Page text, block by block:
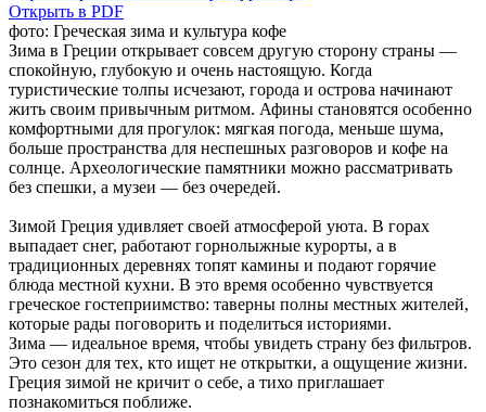
Открыть в PDF
фото: Греческая зима и культура кофе
Зима в Греции открывает совсем другую сторону страны —
спокойную, глубокую и очень настоящую. Когда
туристические толпы исчезают, города и острова начинают
жить своим привычным ритмом. Афины становятся особенно
комфортными для прогулок: мягкая погода, меньше шума,
больше пространства для неспешных разговоров и кофе на
солнце. Археологические памятники можно рассматривать
без спешки, а музеи — без очередей.
Зимой Греция удивляет своей атмосферой уюта. В горах
выпадает снег, работают горнолыжные курорты, а в
традиционных деревнях топят камины и подают горячие
блюда местной кухни. В это время особенно чувствуется
греческое гостеприимство: таверны полны местных жителей,
которые рады поговорить и поделиться историями.
Зима — идеальное время, чтобы увидеть страну без фильтров.
Это сезон для тех, кто ищет не открытки, а ощущение жизни.
Греция зимой не кричит о себе, а тихо приглашает
познакомиться поближе.